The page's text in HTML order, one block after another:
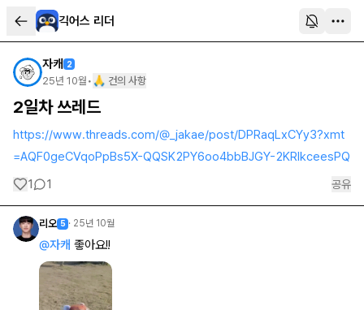
긱어스 리더
자캐 2
25년 10월 • 🙏 건의 사항
2일차 쓰레드
https://www.threads.com/@_jakae/post/DPRaqLxCYy3?xmt
=AQF0geCVqoPpBs5X-QQSK2PY6oo4bbBJGY-2KRIkceesPQ
1 1 공유
리오 5 · 25년 10월
@자캐 좋아요!!